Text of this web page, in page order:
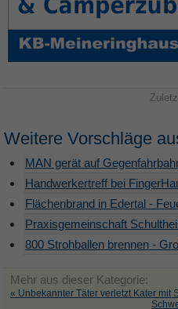
Weitere Vorschläge
MAN gerät auf
Handwerkertreff bei
Flächenbrand in Edertal -
Praxisgemeinschaft
800 Strohballen brennen -
Mehr aus dieser Kategorie:
« Unbekannter Täter verletzt Kater mit